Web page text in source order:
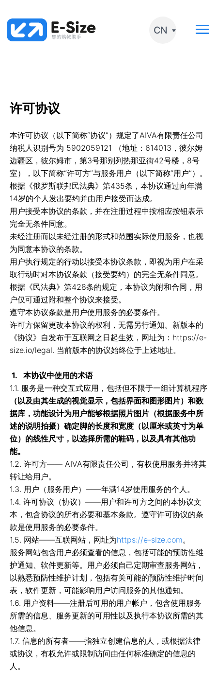
许可协议
本许可协议（以下简称“协议”）规定了AIVA有限责任公司
纳税人识别号为 5902059121 （地址：614013，彼尔姆
边疆区，彼尔姆市，第3号那别列热那亚街42号楼，8号
室），以下简称“许可方”与服务用户（以下简称“用户”）。
根据《俄罗斯联邦民法典》第435条，本协议通过向年满
14岁的个人发出要约并由用户接受而达成。
用户接受本协议的条款，并在注册过程中按相应按钮表示
完全无条件同意。
未经注册而以未经注册的形式和范围实际使用服务，也视
为同意本协议的条款。
用户执行规定的行动以接受本协议条款，即视为用户在采
取行动时对本协议条款（接受要约）的完全无条件同意。
根据《民法典》第428条的规定，本协议为附和合同，用
户仅可通过附和整个协议来接受。
遵守本协议条款是用户使用服务的必要条件。
许可方保留更改本协议的权利，无需另行通知。新版本的
《协议》自发布于互联网之日起生效，网址为：https://e-
size.io/legal. 当前版本的协议始终位于上述地址。
1. 本协议中使用的术语
1.1. 服务是一种交互式应用，包括但不限于一组计算机程序
（以及由其生成的视觉显示，包括界面和图形图片）和数
据库，功能设计为用户能够根据照片图片（根据服务中所
述的说明拍摄）确定脚的长度和宽度（以厘米或英寸为单
位）的线性尺寸，以选择所需的鞋码，以及具有其他功
能。
1.2. 许可方—— AIVA有限责任公司，有权使用服务并将其
转让给用户。
1.3. 用户（服务用户）——年满14岁使用服务的个人。
1.4. 许可协议（协议）——用户和许可方之间的本协议文
本，包含协议的所有必要和基本条款。遵守许可协议的条
款是使用服务的必要条件。
1.5. 网站——互联网站，网址为https://e-size.com。
服务网站包含用户必须查看的信息，包括可能的预防性维
护通知、软件更新等。用户必须自己定期审查服务网站，
以熟悉预防性维护计划，包括有关可能的预防性维护时间
表，软件更新，可能影响用户访问服务的其他通知。
1.6. 用户资料——注册后可用的用户帐户，包含使用服务
所需的信息、服务更新的可用性以及执行本协议所需的其
他信息。
1.7. 信息的所有者——指独立创建信息的人，或根据法律
或协议，有权允许或限制访问由任何标准确定的信息的
人。